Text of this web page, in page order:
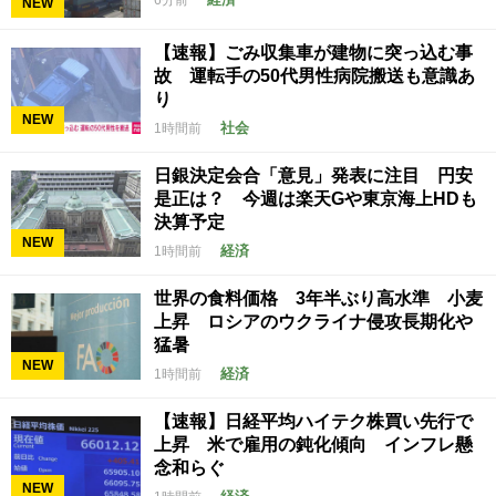
NEW
【速報】ごみ収集車が建物に突っ込む事
故 運転手の50代男性病院搬送も意識あ
り
1時間前 社会
NEW
日銀決定会合「意見」発表に注目 円安
是正は？ 今週は楽天Gや東京海上HDも
決算予定
1時間前 経済
NEW
世界の食料価格 3年半ぶり高水準 小麦
上昇 ロシアのウクライナ侵攻長期化や
猛暑
1時間前 経済
NEW
【速報】日経平均ハイテク株買い先行で
上昇 米で雇用の鈍化傾向 インフレ懸
念和らぐ